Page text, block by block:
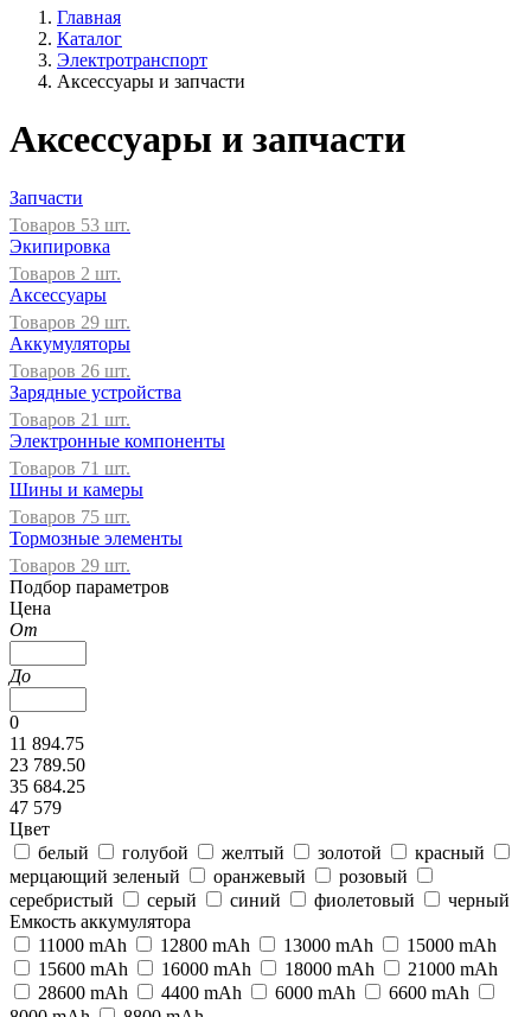
Главная
Каталог
Электротранспорт
Аксессуары и запчасти
Аксессуары и запчасти
Запчасти
Товаров 53 шт.
Экипировка
Товаров 2 шт.
Аксессуары
Товаров 29 шт.
Аккумуляторы
Товаров 26 шт.
Зарядные устройства
Товаров 21 шт.
Электронные компоненты
Товаров 71 шт.
Шины и камеры
Товаров 75 шт.
Тормозные элементы
Товаров 29 шт.
Подбор параметров
Цена
От
До
0
11 894.75
23 789.50
35 684.25
47 579
Цвет
белый
голубой желтый золотой
красный
мерцающий зеленый
оранжевый
розовый
серебристый
серый синий фиолетовый
черный
Емкость аккумулятора
11000 mAh
12800 mAh 13000 mAh
15000 mAh
15600 mAh
16000 mAh 18000 mAh
21000 mAh
28600 mAh
4400 mAh 6000 mAh
6600 mAh